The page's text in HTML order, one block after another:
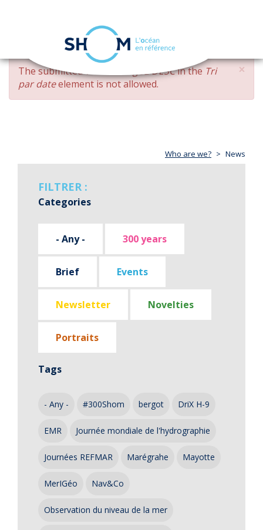
Skip
main
content
navigation
×
ERROR
MESSAGE
The submitted value changed DESCin the Tri
par dateelement is not allowed.
Who are we? News
FILTRER :
Categories
- Any - 300 years
Brief Events
Newsletter Novelties
Portraits
Tags
- Any - #300Shom bergot DriX H-9
EMR Journée mondiale de l'hydrographie
Journées REFMAR Marégrahe Mayotte
MerIGéo Nav&Co
Observation du niveau de la mer